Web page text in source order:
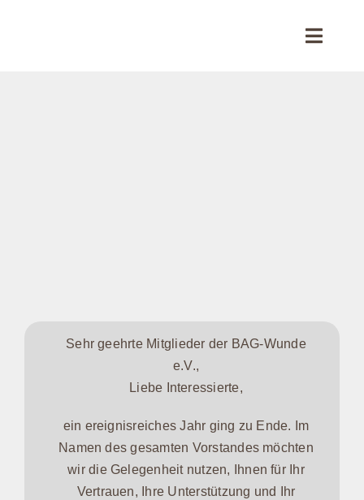
Toggle
Sehr geehrte Mitglieder der BAG-Wunde
e.V.,
Liebe Interessierte,
ein ereignisreiches Jahr ging zu Ende. Im
Namen des gesamten Vorstandes möchten
wir die Gelegenheit nutzen, Ihnen für Ihr
Vertrauen, Ihre Unterstützung und Ihr